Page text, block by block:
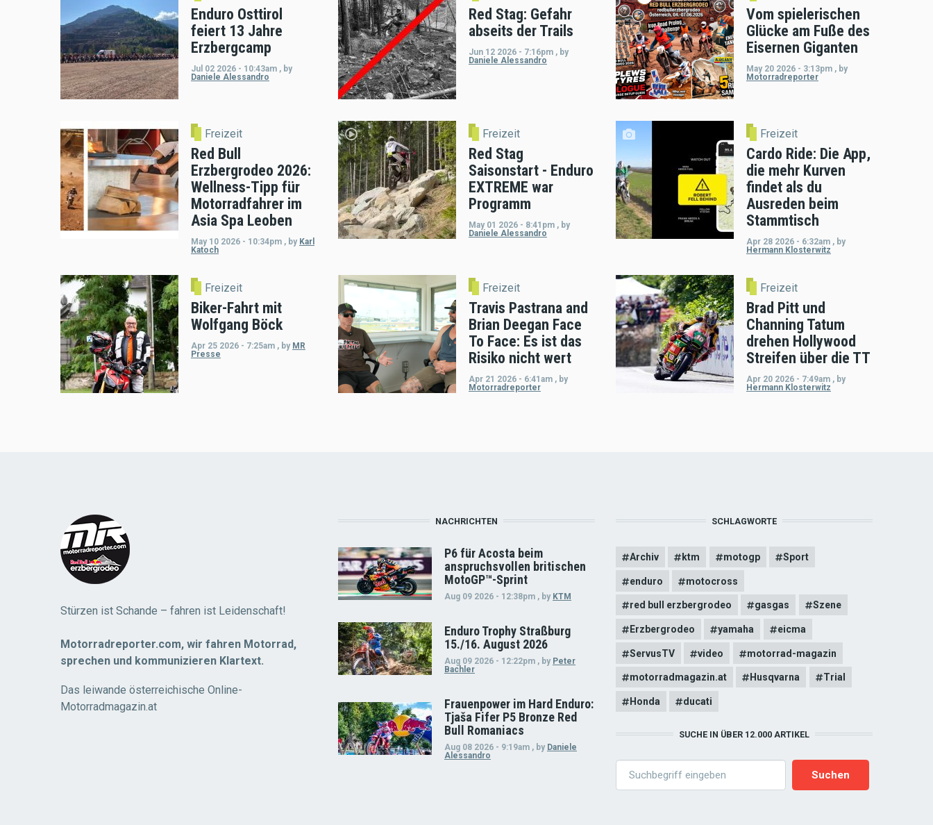
Enduro Osttirol
feiert 13 Jahre
Erzbergcamp
Jul 02 2026 - 10:43am , by
Daniele Alessandro
Red Stag: Gefahr
abseits der Trails
Jun 12 2026 - 7:16pm , by
Daniele Alessandro
Vom spielerischen
Glücke am Fuße des
Eisernen Giganten
May 20 2026 - 3:13pm , by
Motorradreporter
Freizeit
Red Bull
Erzbergrodeo 2026:
Wellness-Tipp für
Motorradfahrer im
Asia Spa Leoben
May 10 2026 - 10:34pm , by Karl
Katoch
Freizeit
Red Stag
Saisonstart - Enduro
EXTREME war
Programm
May 01 2026 - 8:41pm , by
Daniele Alessandro
Freizeit
Cardo Ride: Die App,
die mehr Kurven
findet als du
Ausreden beim
Stammtisch
Apr 28 2026 - 6:32am , by
Hermann Klosterwitz
Freizeit
Biker-Fahrt mit
Wolfgang Böck
Apr 25 2026 - 7:25am , by MR
Presse
Freizeit
Travis Pastrana and
Brian Deegan Face
To Face: Es ist das
Risiko nicht wert
Apr 21 2026 - 6:41am , by
Motorradreporter
Freizeit
Brad Pitt und
Channing Tatum
drehen Hollywood
Streifen über die TT
Apr 20 2026 - 7:49am , by
Hermann Klosterwitz
Stürzen ist Schande – fahren ist Leidenschaft!
Motorradreporter.com, wir fahren Motorrad,
sprechen und kommunizieren Klartext.
Das leiwande österreichische Online-
Motorradmagazin.at
NACHRICHTEN
P6 für Acosta beim
anspruchsvollen britischen
MotoGP™-Sprint
Aug 09 2026 - 12:38pm , by KTM
Enduro Trophy Straßburg
15./16. August 2026
Aug 09 2026 - 12:22pm , by Peter
Bachler
Frauenpower im Hard Enduro:
Tjaša Fifer P5 Bronze Red
Bull Romaniacs
Aug 08 2026 - 9:19am , by Daniele
Alessandro
SCHLAGWORTE
Archiv ktm motogp Sport
enduro motocross
red bull erzbergrodeo gasgas Szene
Erzbergrodeo yamaha eicma
ServusTV video motorrad-magazin
motorradmagazin.at Husqvarna Trial
Honda ducati
SUCHE IN ÜBER 12.000 ARTIKEL